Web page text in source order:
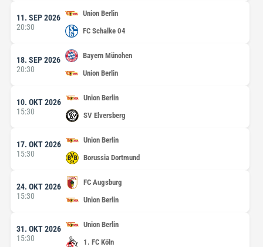
11. SEP 2026
20:30
Union Berlin
FC Schalke 04
18. SEP 2026
20:30
Bayern München
Union Berlin
10. OKT 2026
15:30
Union Berlin
SV Elversberg
17. OKT 2026
15:30
Union Berlin
Borussia Dortmund
24. OKT 2026
15:30
FC Augsburg
Union Berlin
31. OKT 2026
15:30
Union Berlin
1. FC Köln